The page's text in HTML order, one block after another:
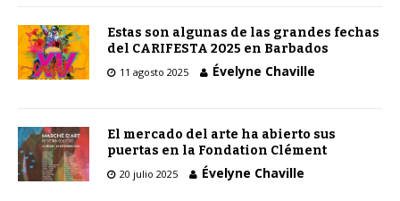
Estas son algunas de las grandes fechas
del CARIFESTA 2025 en Barbados
11 agosto 2025 Évelyne Chaville
El mercado del arte ha abierto sus
puertas en la Fondation Clément
20 julio 2025 Évelyne Chaville